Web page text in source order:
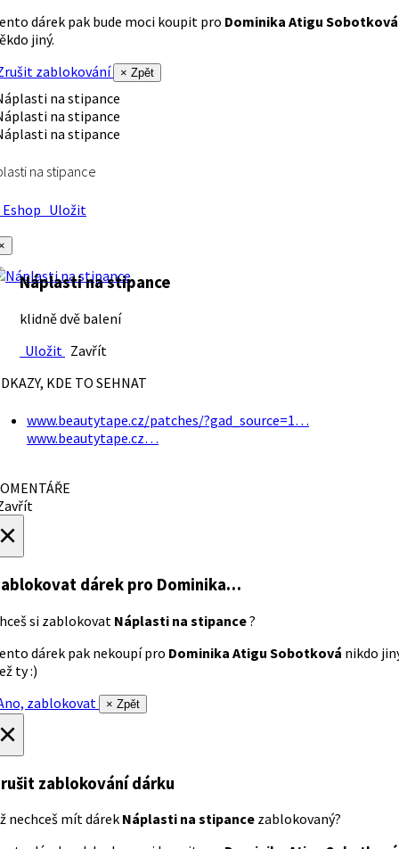
dárek pak bude moci koupit pro Dominika Atigu Sobotková
jiný.
zablokování
× Zpět
na stipance
Uložit
Náplasti na stipance
klidně dvě balení
Uložit Zavřít
KDE TO SEHNAT
www.beautytape.cz/patches/?gad_source=1…
www.beautytape.cz…
dárek pro Dominika…
si zablokovat Náplasti na stipance?
dárek pak nekoupí pro Dominika Atigu Sobotková nikdo
ty :)
zablokovat
× Zpět
zablokování dárku
nechceš mít dárek Náplasti na stipance zablokovaný?